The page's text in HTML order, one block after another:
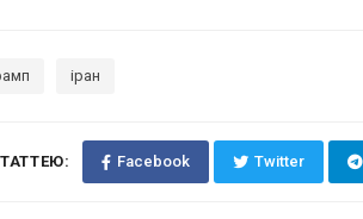
іран
Facebook Twitter